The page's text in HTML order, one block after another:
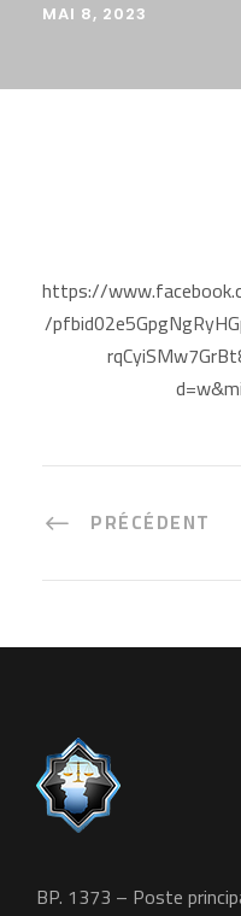
MAI 8, 2023
https://
/
PRÉCÉDENT
BP. 1373 – Poste